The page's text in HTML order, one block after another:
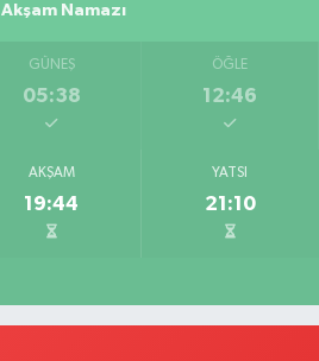
Akşam Namazı
GÜNEŞ
05:38
ÖĞLE
12:46
AKŞAM
19:44
YATSI
21:10